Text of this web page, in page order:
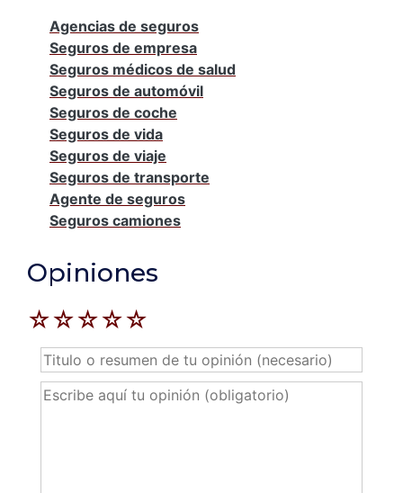
Agencias de seguros
Seguros de empresa
Seguros médicos de salud
Seguros de automóvil
Seguros de coche
Seguros de vida
Seguros de viaje
Seguros de transporte
Agente de seguros
Seguros camiones
Opiniones
☆☆☆☆☆